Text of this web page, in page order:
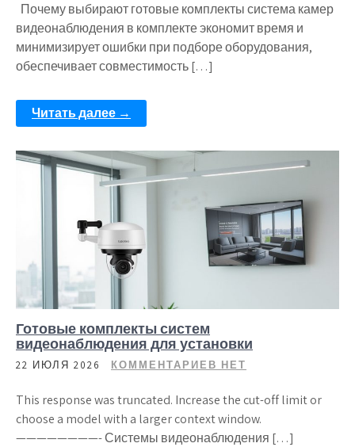
Почему выбирают готовые комплекты система камер
видеонаблюдения в комплекте экономит время и
минимизирует ошибки при подборе оборудования,
обеспечивает совместимость […]
Читать далее →
Готовые комплекты систем
видеонаблюдения для установки
22 ИЮЛЯ 2026 КОММЕНТАРИЕВ НЕТ
This response was truncated. Increase the cut-off limit or
choose a model with a larger context window.
————————- Системы видеонаблюдения […]